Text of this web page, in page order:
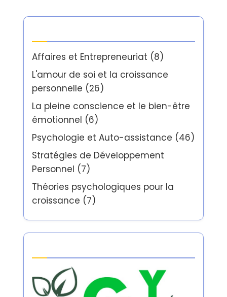
Affaires et Entrepreneuriat (8)
L'amour de soi et la croissance
personnelle (26)
La pleine conscience et le bien-être
émotionnel (6)
Psychologie et Auto-assistance (46)
Stratégies de Développement
Personnel (7)
Théories psychologiques pour la
croissance (7)